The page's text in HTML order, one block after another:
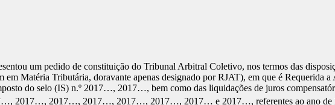
um pedido de constituição do Tribunal Arbitral Coletivo, nos termos das
Matéria Tributária, doravante apenas designado por RJAT), em que é Requerida
do selo (IS) n.º 2017…, 2017…, bem como das liquidações de juros
2017…, 2017…, 2017…, 2017…, 2017…, 2017… e 2017…, referentes ao ano de